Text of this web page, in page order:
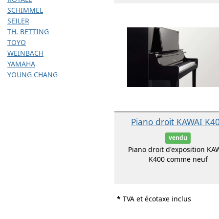
SCHIMMEL
SEILER
TH. BETTING
TOYO
WEINBACH
YAMAHA
YOUNG CHANG
Piano droit KAWAI
vendu
Piano droit d'exposition
K400 comme neuf
* TVA et écotaxe inclus